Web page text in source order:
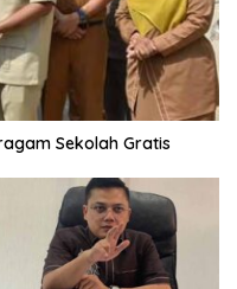
Sekolah Gratis